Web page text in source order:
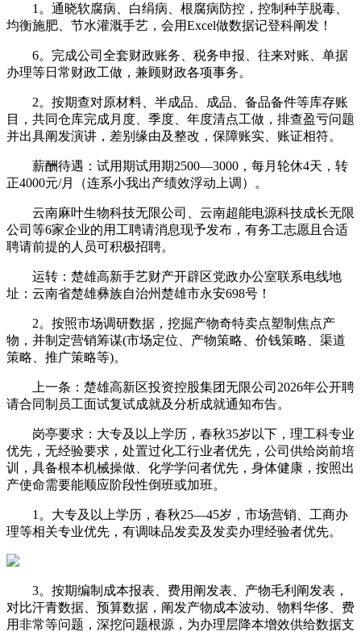
1。通晓软腐病、白绢病、根腐病防控，控制种芋脱毒、
均衡施肥、节水灌溉手艺，会用Excel做数据记登科阐发！
6。完成公司全套财政账务、税务申报、往来对账、单据
办理等日常财政工做，兼顾财政各项事务。
2。按期查对原材料、半成品、成品、备品备件等库存账
目，共同仓库完成月度、季度、年度清点工做，排查盈亏问题
并出具阐发演讲，差别缘由及整改，保障账实、账证相符。
薪酬待遇：试用期试用期2500—3000，每月轮休4天，转
正4000元/月（连系小我出产绩效浮动上调）。
云南麻叶生物科技无限公司、云南超能电源科技成长无限
公司等6家企业的用工聘请消息现予发布，有务工志愿且合适
聘请前提的人员可积极招聘。
运转：楚雄高新手艺财产开辟区党政办公室联系电线地
址：云南省楚雄彝族自治州楚雄市永安698号！
2。按照市场调研数据，挖掘产物奇特卖点塑制焦点产
物，并制定营销筹谋(市场定位、产物策略、价钱策略、渠道
策略、推广策略等)。
上一条：楚雄高新区投资控股集团无限公司2026年公开聘
请合同制员工面试复试成就及分析成就通知布告。
岗亭要求：大专及以上学历，春秋35岁以下，理工科专业
优先，无经验要求，处置过化工行业者优先，公司供给岗前培
训，具备根本机械操做、化学学问者优先，身体健康，按照出
产使命需要能顺应阶段性倒班或加班。
1。大专及以上学历，春秋25—45岁，市场营销、工商办
理等相关专业优先，有调味品发卖及发卖办理经验者优先。
3。按期编制成本报表、费用阐发表、产物毛利阐发表，
对比汗青数据、预算数据，阐发产物成本波动、物料华侈、费
用非常等问题，深挖问题根源，为办理层降本增效供给数据支